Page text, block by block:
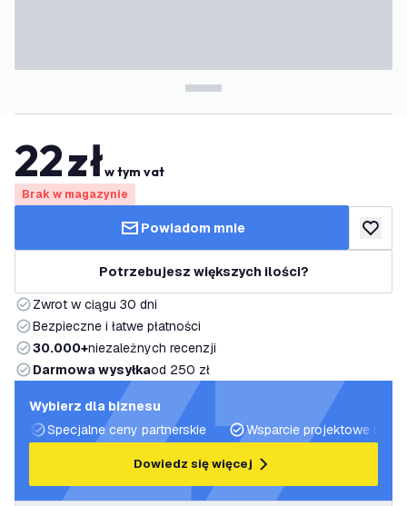
22złw tym vat
Brak w magazynie
Powiadom mnie dodaj
Potrzebujesz większych ilości?
Zwrot w ciągu 30 dni
Bezpieczne i łatwe płatności
30.000+niezależnych recenzji
Darmowa wysyłkaod 250 zł
Wybierz dla biznesu
Specjalne ceny partnerskie
Wsparcie projektowe i
Dowiedz się więcej